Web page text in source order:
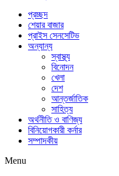
প্রচ্ছদ
শেয়ার বাজার
প্রাইস সেনসেটিভ
অন্যান্য
স্বাস্থ্য
বিনোদন
খেলা
দেশ
আন্তর্জাতিক
সাহিত্য
অর্থনীতি ও বাণিজ্য
বিনিয়োগকারী কর্নার
সম্পাদকীয়
Menu